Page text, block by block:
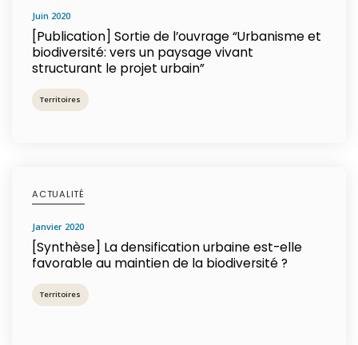
juin 2020
[Publication] Sortie de l’ouvrage “Urbanisme et
biodiversité: vers un paysage vivant
structurant le projet urbain”
Territoires
ACTUALITÉ
janvier 2020
[Synthèse] La densification urbaine est-elle
favorable au maintien de la biodiversité ?
Territoires